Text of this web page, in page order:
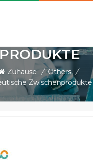
PRODUKTE
Zuhause / Others /